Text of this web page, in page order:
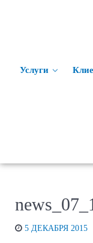
Услуги
5 ДЕКАБРЯ 2015